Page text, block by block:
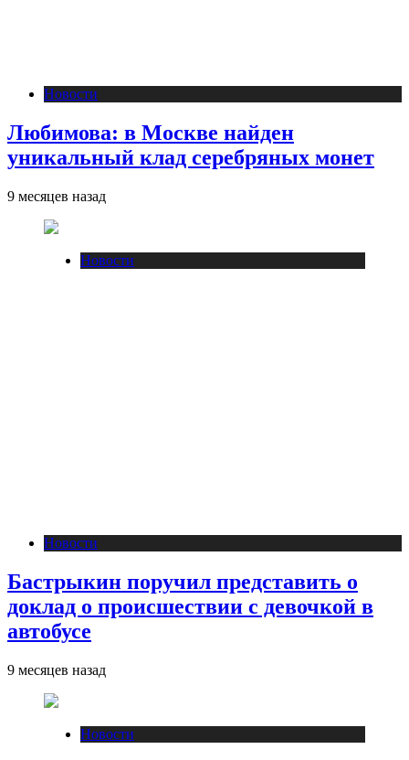
Новости
Любимова: в Москве найден
уникальный клад серебряных монет
9 месяцев назад
Новости
Новости
Бастрыкин поручил представить о
доклад о происшествии с девочкой в
автобусе
9 месяцев назад
Новости